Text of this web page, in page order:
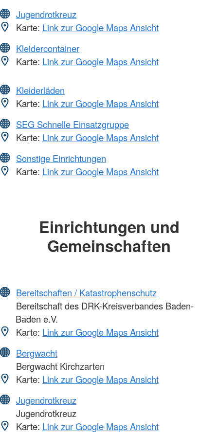
Jugendrotkreuz
Karte: Link zur Google Maps Ansicht
Kleidercontainer
Karte: Link zur Google Maps Ansicht
Kleiderläden
Karte: Link zur Google Maps Ansicht
SEG Schnelle Einsatzgruppe
Karte: Link zur Google Maps Ansicht
Sonstige Einrichtungen
Karte: Link zur Google Maps Ansicht
Einrichtungen und
Gemeinschaften
Bereitschaften / Katastrophenschutz
Bereitschaft des DRK-Kreisverbandes Baden-
Baden e.V.
Karte: Link zur Google Maps Ansicht
Bergwacht
Bergwacht Kirchzarten
Karte: Link zur Google Maps Ansicht
Jugendrotkreuz
Jugendrotkreuz
Karte: Link zur Google Maps Ansicht